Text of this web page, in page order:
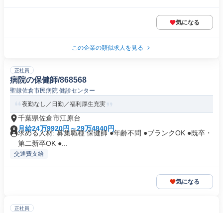
気になる
この企業の類似求人を見る
正社員
病院の保健師/868568
聖隷佐倉市民病院 健診センター
夜勤なし／日勤／福利厚生充実
千葉県佐倉市江原台
月給24万9920円～29万4840円
求める人材: 募集職種 保健師 ●年齢不問 ●ブランクOK ●既卒・
第二新卒OK ●...
交通費支給
気になる
正社員